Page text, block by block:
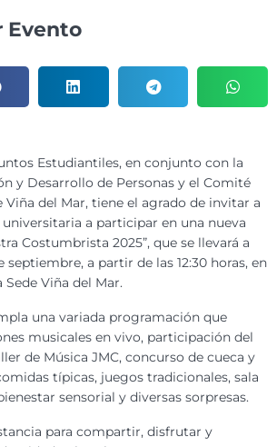
Estudiantiles, en conjunto con la
y Desarrollo de Personas y el Comité
Viña del Mar, tiene el agrado de invitar a
a participar en una nueva
Costumbrista 2025”, que se llevará a
a partir de las 12:30 horas, en
Sede Viña del Mar.
una variada programación que
musicales en vivo, participación del
de Música JMC, concurso de cueca y
típicas, juegos tradicionales, sala
sensorial y diversas sorpresas.
para compartir, disfrutar y
Evento